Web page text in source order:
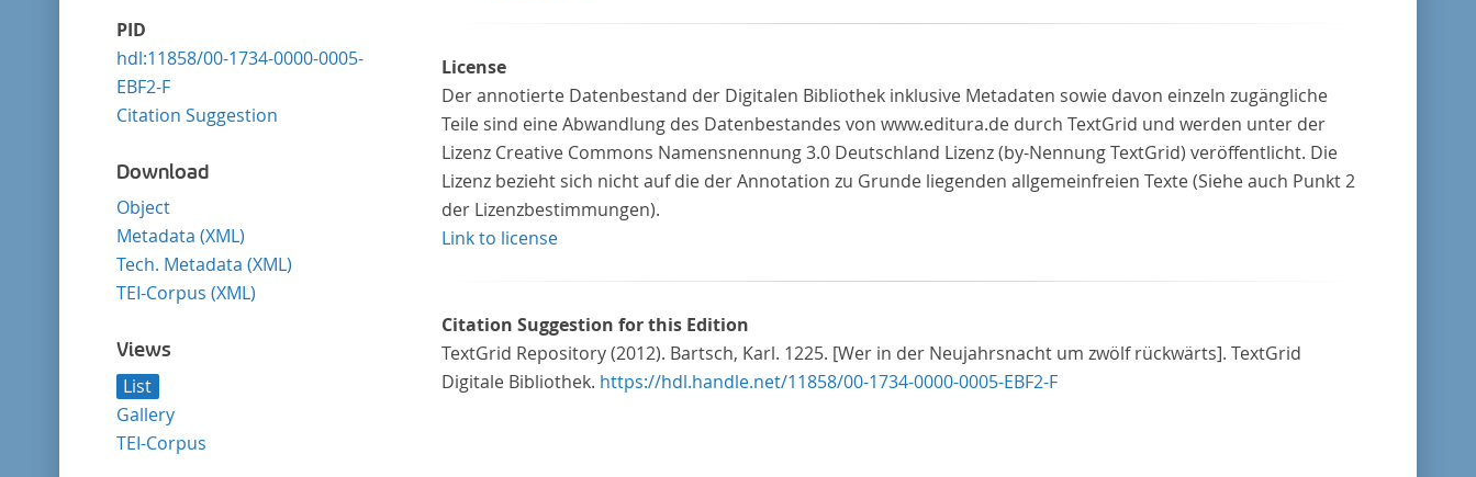
PID
hdl:11858/00-1734-0000-0005-
EBF2-F
Citation Suggestion
Download
Object
Metadata (XML)
Tech. Metadata (XML)
TEI-Corpus (XML)
Views
List
Gallery
TEI-Corpus
License
Der annotierte Datenbestand der Digitalen Bibliothek inklusive Metadaten sowie davon einzeln zugängliche
Teile sind eine Abwandlung des Datenbestandes von www.editura.de durch TextGrid und werden unter der
Lizenz Creative Commons Namensnennung 3.0 Deutschland Lizenz (by-Nennung TextGrid) veröffentlicht. Die
Lizenz bezieht sich nicht auf die der Annotation zu Grunde liegenden allgemeinfreien Texte (Siehe auch Punkt 2
der Lizenzbestimmungen).
Link to license
Citation Suggestion for this Edition
TextGrid Repository (2012). Bartsch, Karl. 1225. [Wer in der Neujahrsnacht um zwölf rückwärts]. TextGrid
Digitale Bibliothek. https://hdl.handle.net/11858/00-1734-0000-0005-EBF2-F